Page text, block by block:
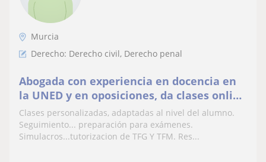
Murcia
Derecho: Derecho civil, Derecho penal
Abogada con experiencia en docencia en
la UNED y en oposiciones, da clases online
y presencial solo Murcia y alrededores.
Clases personalizadas, adaptadas al nivel del alumno.
Seguimiento... preparación para exámenes.
Simulacros...tutorizacion de TFG Y TFM. Res...